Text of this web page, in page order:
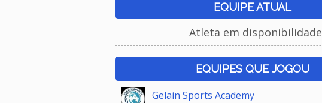
EQUIPE ATUAL
Atleta em disponibilidade
EQUIPES QUE JOGOU
Gelain Sports Academy